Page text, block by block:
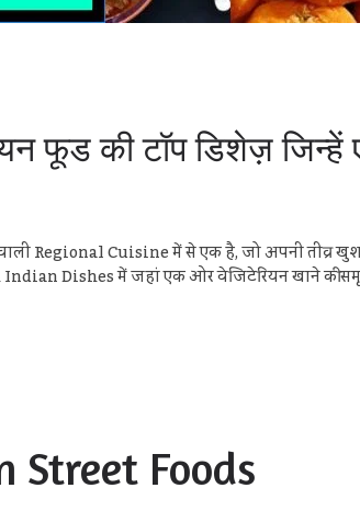
फूड की टॉप डिशेज़
Regional Cuisine में से एक है, जो अपनी तीव्र
Dishes में जहां एक ओर वेजिटेरियन खाने की
Street Foods